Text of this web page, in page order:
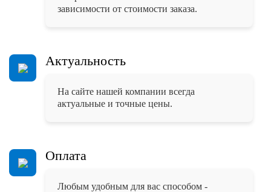
зависимости от стоимости заказа.
Актуальность
На сайте нашей компании всегда
актуальные и точные цены.
Оплата
Любым удобным для вас способом -